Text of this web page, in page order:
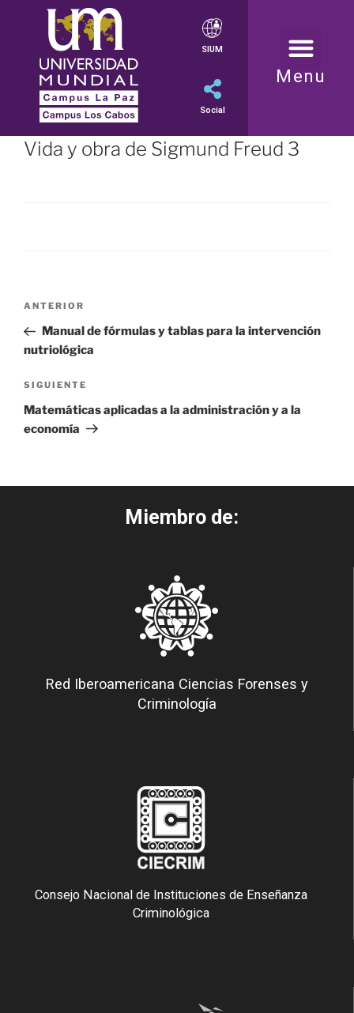
SIUM
Social
Menu
Vida y obra de Sigmund Freud 3
ANTERIOR
Manual de fórmulas y tablas para la intervención
nutriológica
SIGUIENTE
Matemáticas aplicadas a la administración y a la
economía
Miembro de:
Red Iberoamericana Ciencias Forenses y
Criminología
Consejo Nacional de Instituciones de Enseñanza
Criminológica